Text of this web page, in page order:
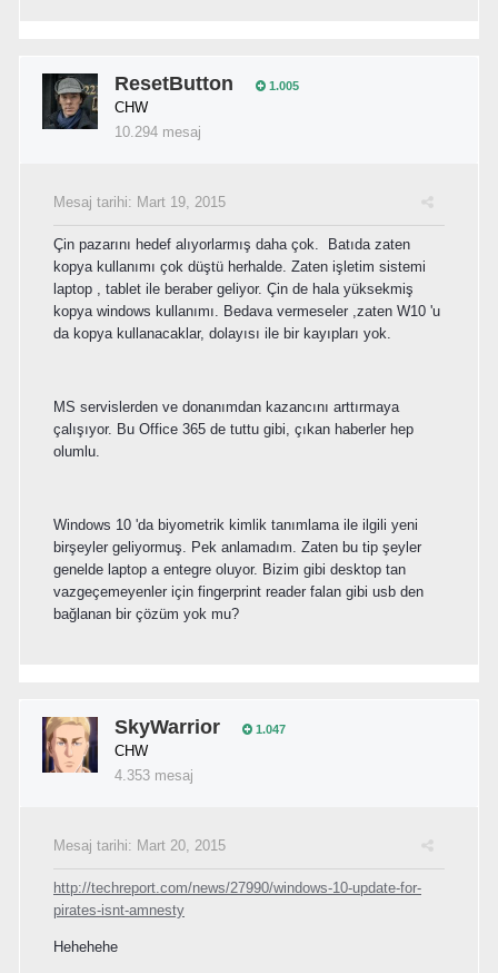
ResetButton 1.005
CHW
10.294 mesaj
Mesaj tarihi: Mart 19, 2015
Çin pazarını hedef alıyorlarmış daha çok. Batıda zaten
kopya kullanımı çok düştü herhalde. Zaten işletim sistemi
laptop , tablet ile beraber geliyor. Çin de hala yüksekmiş
kopya windows kullanımı. Bedava vermeseler ,zaten W10 'u
da kopya kullanacaklar, dolayısı ile bir kayıpları yok.
MS servislerden ve donanımdan kazancını arttırmaya
çalışıyor. Bu Office 365 de tuttu gibi, çıkan haberler hep
olumlu.
Windows 10 'da biyometrik kimlik tanımlama ile ilgili yeni
birşeyler geliyormuş. Pek anlamadım. Zaten bu tip şeyler
genelde laptop a entegre oluyor. Bizim gibi desktop tan
vazgeçemeyenler için fingerprint reader falan gibi usb den
bağlanan bir çözüm yok mu?
SkyWarrior 1.047
CHW
4.353 mesaj
Mesaj tarihi: Mart 20, 2015
http://techreport.com/news/27990/windows-10-update-for-
pirates-isnt-amnesty
Hehehehe